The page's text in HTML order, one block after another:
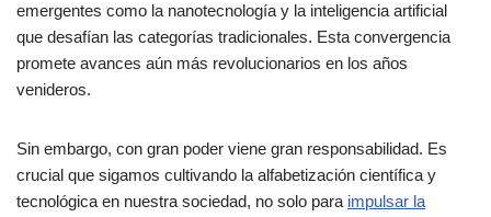
emergentes como la nanotecnología y la inteligencia artificial
que desafían las categorías tradicionales. Esta convergencia
promete avances aún más revolucionarios en los años
venideros.
Sin embargo, con gran poder viene gran responsabilidad. Es
crucial que sigamos cultivando la alfabetización científica y
tecnológica en nuestra sociedad, no solo para impulsar la